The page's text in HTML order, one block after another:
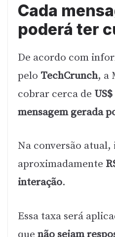
Cada
poderá ter
De acordo com
pelo TechCrunch, a
cobrar cerca de
mensagem gerada
Na conversão atual,
aproximadamente
interação.
Essa taxa será